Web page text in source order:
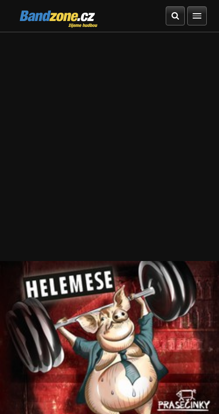
Bandzone.cz
žijeme hudbou